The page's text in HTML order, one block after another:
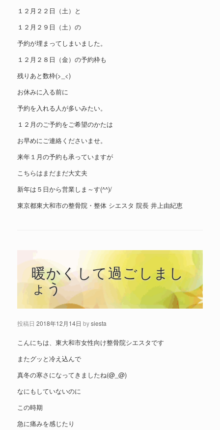
１２月２２日（土）と
１２月２９日（土）の
予約が埋まってしまいました。
１２月２８日（金）の予約枠も
残りあと数枠(>_<)
お休みに入る前に
予約を入れる人が多いみたい。
１２月のご予約をご希望のかたは
お早めにご連絡くださいませ。
来年１月の予約も承っていますが
こちらはまだまだ大丈夫
新年は５日から営業しま～す(^^)/
東京都東大和市の整骨院・整体 シエスタ 院長 井上由紀恵
暖かくして過ごしまし
ょう
投稿日 2018年12月14日 bysiesta
こんにちは、東大和市女性向け整骨院シエスタです
またグッと冷え込んで
真冬の寒さになってきましたね(@_@)
なにもしていないのに
この時期
急に痛みを感じたり